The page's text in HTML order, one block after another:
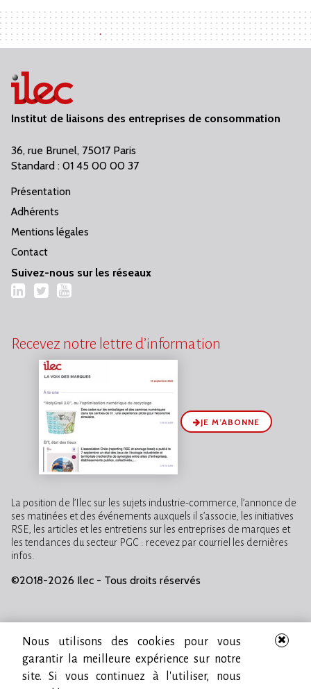
Institut de liaisons des entreprises de consommation
36, rue Brunel, 75017 Paris
Standard : 01 45 00 00 37
Présentation
Adhérents
Mentions légales
Contact
Suivez-nous sur les réseaux
LinkedIn
TwitterYouTube
Recevez notre lettre d’information
JE M’ABONNE
La position de l’Ilec sur les sujets industrie-commerce, l’annonce de
ses matinées et des événements auxquels il s’associe, les initiatives
RSE, les articles et les entretiens sur les entreprises de marques et
les tendances du secteur PGC : recevez par courriel les dernières
infos.
©2018-2026 Ilec - Tous droits réservés
Nous utilisons des cookies pour vous
garantir la meilleure expérience sur notre
site. Si vous continuez à l'utiliser, nous